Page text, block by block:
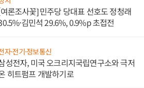
론조사꽃] 민주당 당대표 선호도 정청래
김민석 29.6%, 0.9%p 초접전
자·전기·정보통신
성전자, 미국 오크리지국립연구소와 극저
히트펌프 개발하기로